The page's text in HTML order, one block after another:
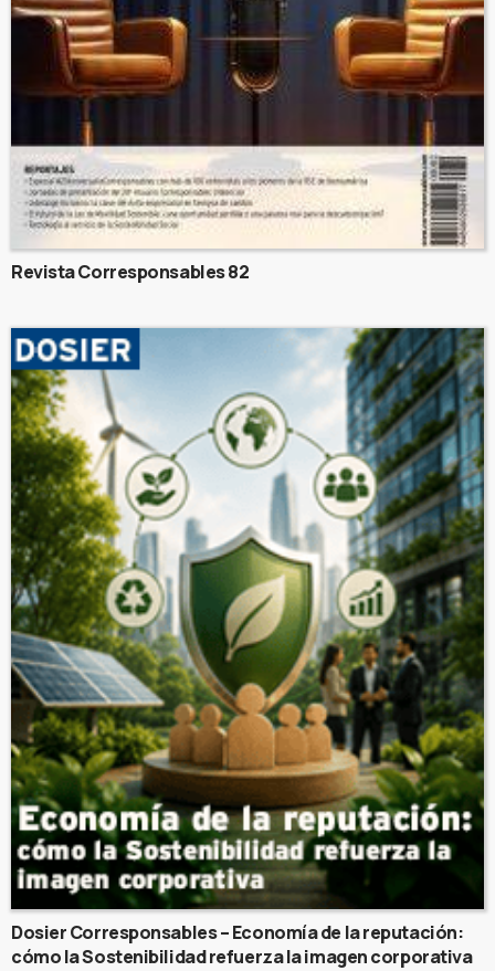
Revista Corresponsables 82
Dosier Corresponsables – Economía de la reputación:
cómo la Sostenibilidad refuerza la imagen corporativa